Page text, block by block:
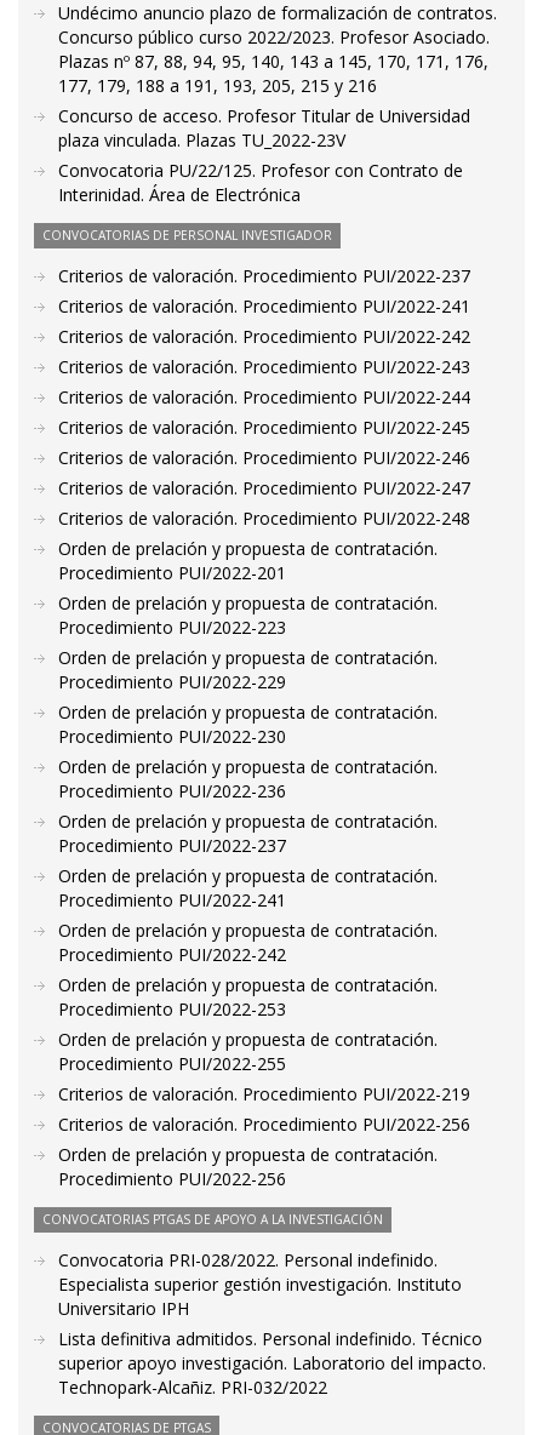
Undécimo anuncio plazo de formalización de contratos.
Concurso público curso 2022/2023. Profesor Asociado.
Plazas nº 87, 88, 94, 95, 140, 143 a 145, 170, 171, 176,
177, 179, 188 a 191, 193, 205, 215 y 216
Concurso de acceso. Profesor Titular de Universidad
plaza vinculada. Plazas TU_2022-23V
Convocatoria PU/22/125. Profesor con Contrato de
Interinidad. Área de Electrónica
CONVOCATORIAS DE PERSONAL INVESTIGADOR
Criterios de valoración. Procedimiento PUI/2022-237
Criterios de valoración. Procedimiento PUI/2022-241
Criterios de valoración. Procedimiento PUI/2022-242
Criterios de valoración. Procedimiento PUI/2022-243
Criterios de valoración. Procedimiento PUI/2022-244
Criterios de valoración. Procedimiento PUI/2022-245
Criterios de valoración. Procedimiento PUI/2022-246
Criterios de valoración. Procedimiento PUI/2022-247
Criterios de valoración. Procedimiento PUI/2022-248
Orden de prelación y propuesta de contratación.
Procedimiento PUI/2022-201
Orden de prelación y propuesta de contratación.
Procedimiento PUI/2022-223
Orden de prelación y propuesta de contratación.
Procedimiento PUI/2022-229
Orden de prelación y propuesta de contratación.
Procedimiento PUI/2022-230
Orden de prelación y propuesta de contratación.
Procedimiento PUI/2022-236
Orden de prelación y propuesta de contratación.
Procedimiento PUI/2022-237
Orden de prelación y propuesta de contratación.
Procedimiento PUI/2022-241
Orden de prelación y propuesta de contratación.
Procedimiento PUI/2022-242
Orden de prelación y propuesta de contratación.
Procedimiento PUI/2022-253
Orden de prelación y propuesta de contratación.
Procedimiento PUI/2022-255
Criterios de valoración. Procedimiento PUI/2022-219
Criterios de valoración. Procedimiento PUI/2022-256
Orden de prelación y propuesta de contratación.
Procedimiento PUI/2022-256
CONVOCATORIAS PTGAS DE APOYO A LA INVESTIGACIÓN
Convocatoria PRI-028/2022. Personal indefinido.
Especialista superior gestión investigación. Instituto
Universitario IPH
Lista definitiva admitidos. Personal indefinido. Técnico
superior apoyo investigación. Laboratorio del impacto.
Technopark-Alcañiz. PRI-032/2022
CONVOCATORIAS DE PTGAS